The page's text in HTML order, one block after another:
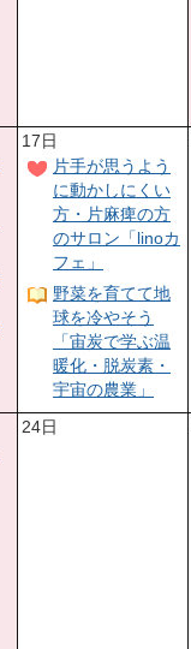
17日
片手が思うよう
に動かしにくい
方・片麻痺の方
のサロン「linoカ
フェ」
野菜を育てて地
球を冷やそう
「宙炭で学ぶ温
暖化・脱炭素・
宇宙の農業」
24日